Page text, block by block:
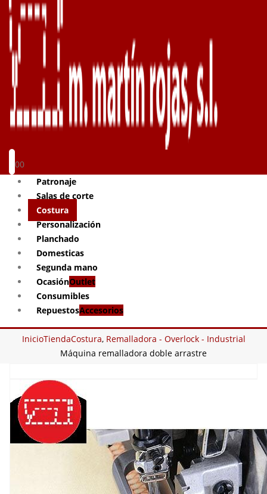
00
Patronaje
Salas de corte
Costura
Personalización
Planchado
Domesticas
Segunda mano
OcasiónOutlet
Consumibles
RepuestosAccesorios
InicioTiendaCostura, Remalladora - Overlock - Industrial
Máquina remalladora doble arrastre